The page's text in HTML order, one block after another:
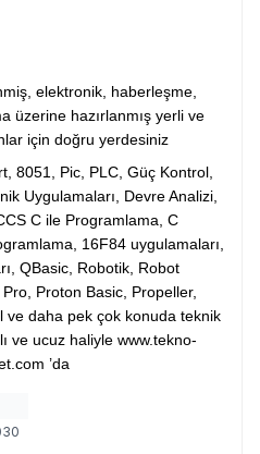
elektronik, haberleşme,
üzerine hazırlanmış yerli ve
için doğru yerdesiniz
8051, Pic, PLC, Güç Kontrol,
Uygulamaları, Devre Analizi,
C ile Programlama, C
16F84 uygulamaları,
QBasic, Robotik, Robot
Proton Basic, Propeller,
ve daha pek çok konuda teknik
ve ucuz haliyle www.tekno-
’da